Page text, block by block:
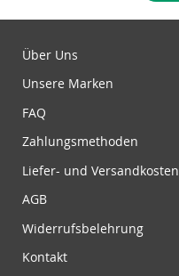
g
m
e
l
Über Uns
Unsere Marken
FAQ
Zahlungsmethoden
Liefer- und Versandkosten
AGB
Widerrufsbelehrung
Kontakt